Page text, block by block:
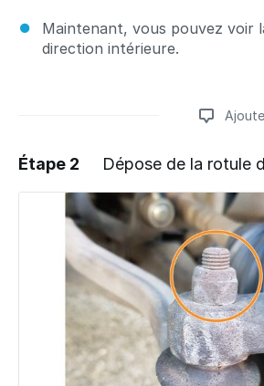
Maintenant, vous pouvez voir
direction intérieure.
Ajouter un
Étape 2 Dépose de la rotule